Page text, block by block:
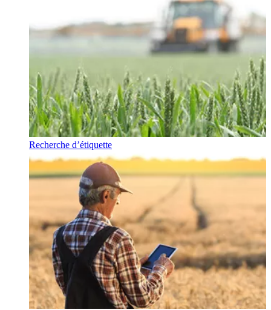
Recherche d’étiquette